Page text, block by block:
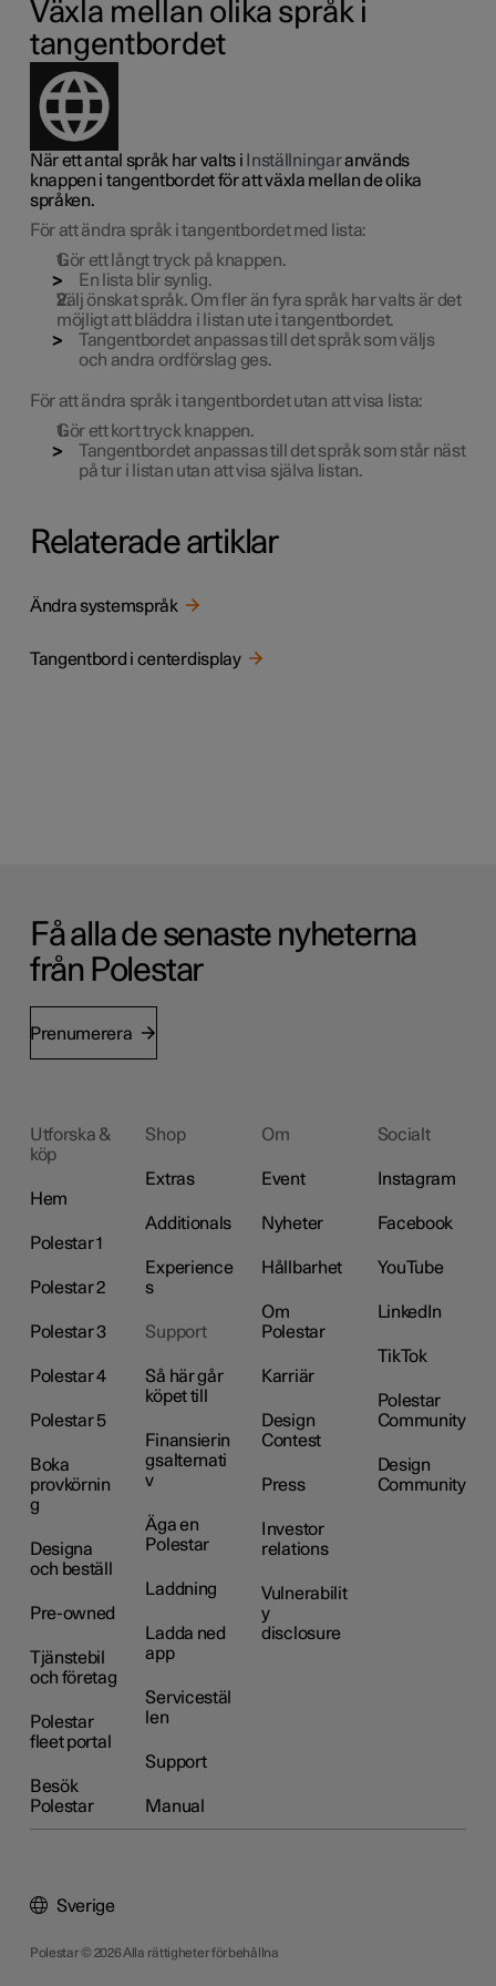
Växla mellan olika språk i
tangentbordet
När ett antal språk har valts i Inställningaranvänds
knappen i tangentbordet för att växla mellan de olika
språken.
För att ändra språk i tangentbordet med lista:
Gör ett långt tryck på knappen.
En lista blir synlig.
Välj önskat språk. Om fler än fyra språk har valts är det
möjligt att bläddra i listan ute i tangentbordet.
Tangentbordet anpassas till det språk som väljs
och andra ordförslag ges.
För att ändra språk i tangentbordet utan att visa lista:
Gör ett kort tryck knappen.
Tangentbordet anpassas till det språk som står näst
på tur i listan utan att visa själva listan.
Relaterade artiklar
Ändra systemspråk
Tangentbord i centerdisplay
Få alla de senaste nyheterna
från Polestar
Prenumerera
Utforska &
köp
Hem
Polestar 1
Polestar 2
Polestar 3
Polestar 4
Polestar 5
Boka
provkörnin
g
Designa
och beställ
Pre-owned
Tjänstebil
och företag
Polestar
fleet portal
Besök
Polestar
Shop
Extras
Additionals
Experience
s
Support
Så här går
köpet till
Finansierin
gsalternati
v
Äga en
Polestar
Laddning
Ladda ned
app
Servicestäl
len
Support
Manual
Om
Event
Nyheter
Hållbarhet
Om
Polestar
Karriär
Design
Contest
Press
Investor
relations
Vulnerabilit
y
disclosure
Socialt
Instagram
Facebook
YouTube
LinkedIn
TikTok
Polestar
Community
Design
Community
Polestar © 2026 Alla rättigheter förbehållna
Sverige